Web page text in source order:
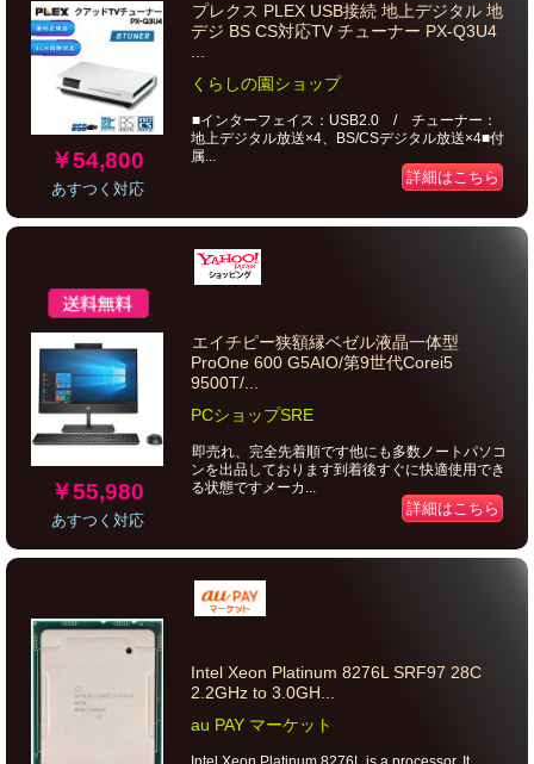
￥54,800
あすつく対応
プレクス PLEX USB接続 地上デジタル 地
デジ BS CS対応TV チューナー PX-Q3U4
くらしの園ショップ
■インターフェイス：USB2.0 / チューナー：
地上デジタル放送×4、BS/CSデジタル放送×4■付
属...
詳細はこちら
￥55,980
あすつく対応
エイチピー狭額縁ベゼル液晶一体型
ProOne 600 G5AIO/第9世代Corei5
9500T/...
PCショップSRE
即売れ、完全先着順です他にも多数ノートパソコ
ンを出品しております到着後すぐに快適使用でき
る状態ですメーカ...
詳細はこちら
Intel Xeon Platinum 8276L SRF97 28C
2.2GHz to 3.0GH...
au PAY マーケット